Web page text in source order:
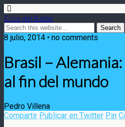
Ecos del Balón
8 julio, 2014 • no comments
Brasil –
al fin del mundo
Pedro Villena
Compartir Publicar en Twitter Pin